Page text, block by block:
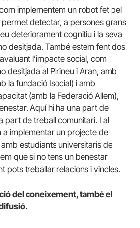
implementem un robot fet pel
permet detectar, a persones grans
deteriorament cognitiu i la seva
desitjada. També estem fent dos
l’impacte social, com
desitjada al Pirineu i Aran, amb
la fundació Isocial) i amb
(amb la Federació Allem),
Aquí hi ha una part de
part de treball comunitari. I al
implementar un projecte de
estudiants universitaris de
que si no tens un benestar
pots treballar relacions i vincles.
del coneixement, també el